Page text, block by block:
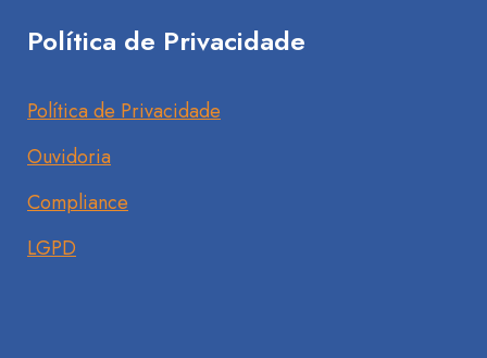
Política de Privacidade
Política de Privacidade
Ouvidoria
Compliance
LGPD